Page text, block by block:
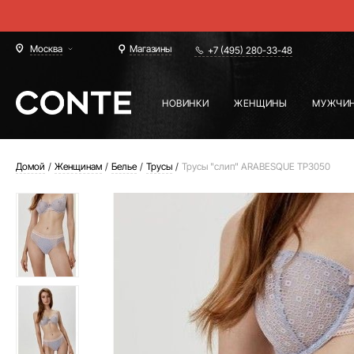
Москва Магазины +7 (495) 280-33-48
НОВИНКИ ЖЕНЩИНЫ
Домой Женщинам Белье Трусы Трусы "слип" ARABESQUE TP3050